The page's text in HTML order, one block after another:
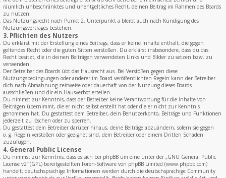
räumlich unbeschränktes und unentgeltliches Recht, deinen Beitrag im Rahmen des Boards
zu nutzen.
Das Nutzungsrecht nach Punkt 2, Unterpunkt a bleibt auch nach Kündigung des
Nutzungsvertrages bestehen.
3. Pflichten des Nutzers
Du erklärst mit der Erstellung eines Beitrags, dass er keine Inhalte enthält, die gegen
geltendes Recht oder die guten Sitten verstoßen. Du erklärst insbesondere, dass du das
Recht besitzt, die in deinen Beiträgen verwendeten Links und Bilder zu setzen bzw. zu
verwenden.
Der Betreiber des Boards übt das Hausrecht aus. Bei Verstößen gegen diese
Nutzungsbedingungen oder anderer im Board veröffentlichten Regeln kann der Betreiber
dich nach Abmahnung zeitweise oder dauerhaft von der Nutzung dieses Boards
ausschließen und dir ein Hausverbot erteilen.
Du nimmst zur Kenntnis, dass der Betreiber keine Verantwortung für die Inhalte von
Beiträgen übernimmt, die er nicht selbst erstellt hat oder die er nicht zur Kenntnis
genommen hat. Du gestattest dem Betreiber, dein Benutzerkonto, Beiträge und Funktionen
jederzeit zu löschen oder zu sperren.
Du gestattest dem Betreiber darüber hinaus, deine Beiträge abzuändern, sofern sie gegen
o. g. Regeln verstoßen oder geeignet sind, dem Betreiber oder einem Dritten Schaden
zuzufügen.
4. General Public License
Du nimmst zur Kenntnis, dass es sich bei phpBB um eine unter der „GNU General Public
License v2“ (GPL) bereitgestellten Foren-Software von phpBB Limited (www.phpbb.com)
handelt; deutschsprachige Informationen werden durch die deutschsprachige Community